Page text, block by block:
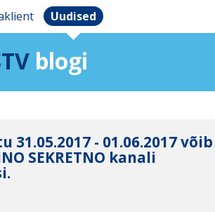
Uudised
blogi
- 01.06.2017 võib
SEKRETNO kanali